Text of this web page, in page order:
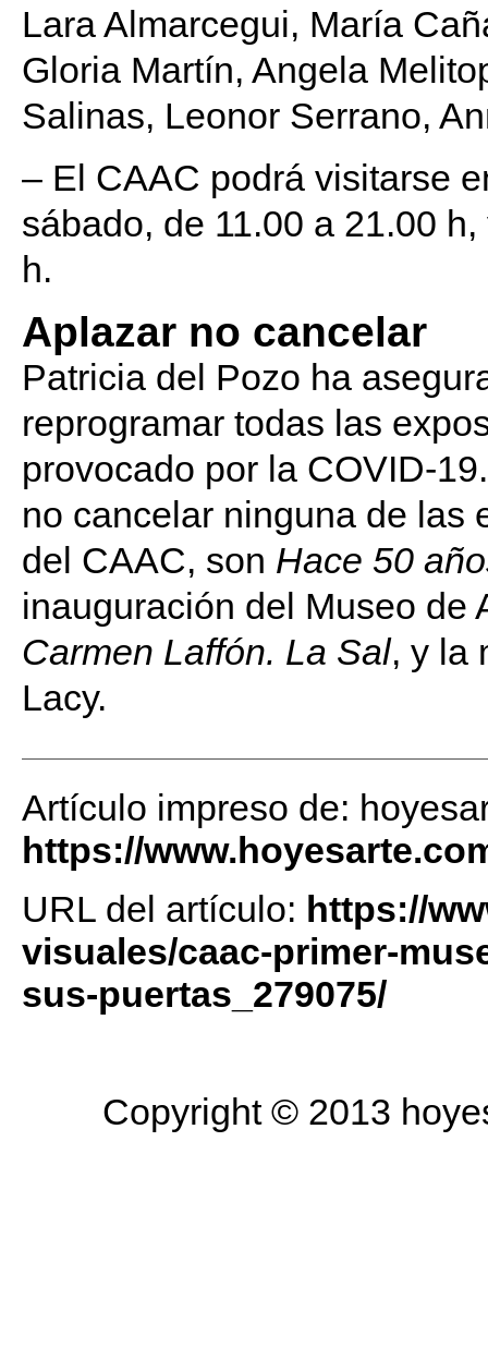
Lara Almarcegui, María
Gloria Martín, Angela
Salinas, Leonor Serrano,
– El CAAC podrá visitarse
sábado, de 11.00 a 21.00
h.
Aplazar no cancelar
Patricia del Pozo ha
reprogramar todas las
provocado por la COVID-
no cancelar ninguna de las
del CAAC, son Hace 50
inauguración del Museo de
Carmen Laffón. La Sal, y la
Lacy.
Artículo impreso de:
https://
URL del artículo: https://
visuales/caac-primer-
sus-puertas_279075/
Copyright © 2013